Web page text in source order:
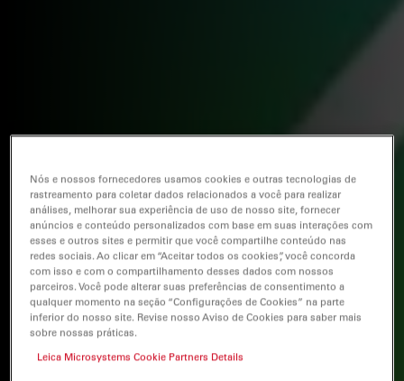
Nós e nossos fornecedores usamos cookies e outras tecnologias de
rastreamento para coletar dados relacionados a você para realizar
análises, melhorar sua experiência de uso de nosso site, fornecer
anúncios e conteúdo personalizados com base em suas interações com
esses e outros sites e permitir que você compartilhe conteúdo nas
redes sociais. Ao clicar em “Aceitar todos os cookies”, você concorda
com isso e com o compartilhamento desses dados com nossos
parceiros. Você pode alterar suas preferências de consentimento a
qualquer momento na seção “Configurações de Cookies” na parte
inferior do nosso site. Revise nosso Aviso de Cookies para saber mais
sobre nossas práticas.
Leica Microsystems Cookie Partners Details